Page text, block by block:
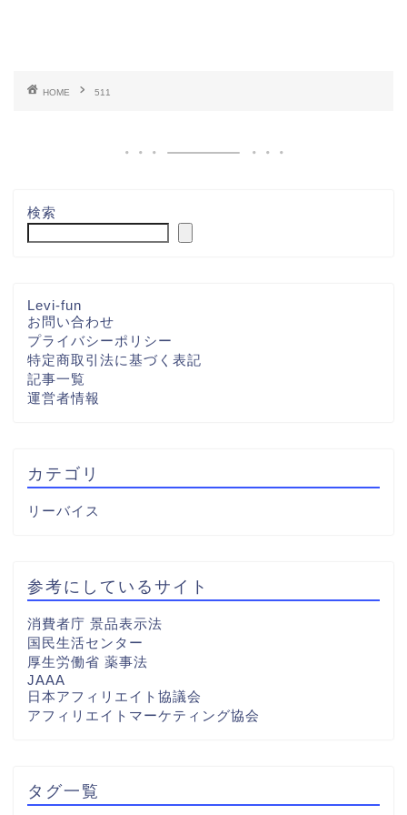
HOME 511
検索
Levi-fun
お問い合わせ
プライバシーポリシー
特定商取引法に基づく表記
記事一覧
運営者情報
カテゴリ
リーバイス
参考にしているサイト
消費者庁 景品表示法
国民生活センター
厚生労働省 薬事法
JAAA
日本アフィリエイト協議会
アフィリエイトマーケティング協会
タグ一覧